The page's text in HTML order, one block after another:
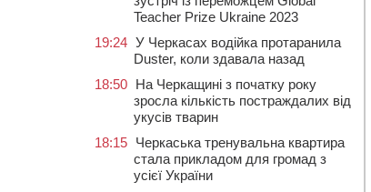
Teacher Prize Ukraine 2023
19:24 У Черкасах водійка протаранила
Duster, коли здавала назад
18:50 На Черкащині з початку року
зросла кількість постраждалих від
укусів тварин
18:15 Черкаська тренувальна квартира
стала прикладом для громад з
усієї України